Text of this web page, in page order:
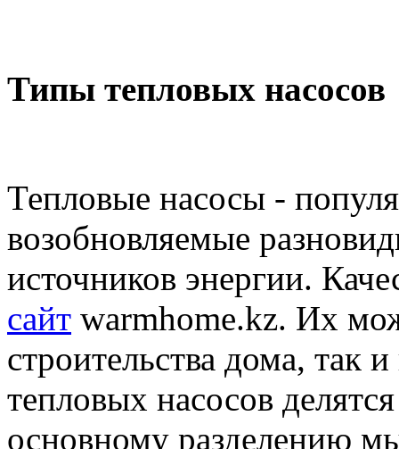
Типы тепловых насосов
Тепловые насосы -
возобновляемые
источников энергии.
сайт warmhome.kz. Их
строительства дома,
тепловых насосов
основному разделению